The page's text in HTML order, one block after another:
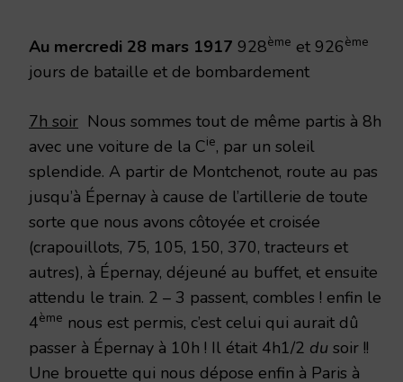
Au mercredi 28 mars 1917 928ème et 926ème
jours de bataille et de bombardement
7h soir Nous sommes tout de même partis à 8h
avec une voiture de la Cie, par un soleil
splendide. A partir de Montchenot, route au pas
jusqu’à Épernay à cause de l’artillerie de toute
sorte que nous avons côtoyée et croisée
(crapouillots, 75, 105, 150, 370, tracteurs et
autres), à Épernay, déjeuné au buffet, et ensuite
attendu le train. 2 – 3 passent, combles ! enfin le
4ème nous est permis, c’est celui qui aurait dû
passer à Épernay à 10h ! Il était 4h1/2 du soir !!
Une brouette qui nous dépose enfin à Paris à